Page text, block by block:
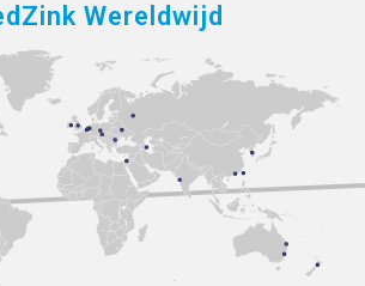
Wereldwijd